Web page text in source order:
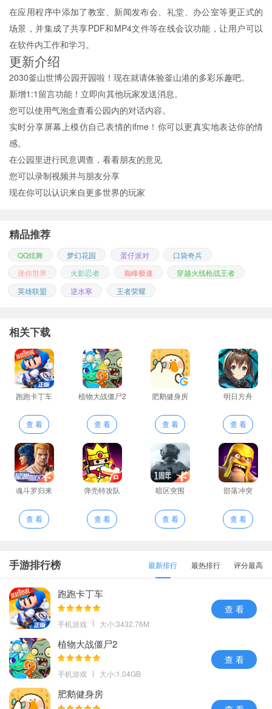
在应用程序中添加了教室、新闻发布会、礼堂、办公室等更正式的
场景，并集成了共享PDF和MP4文件等在线会议功能，让用户可以
在软件内工作和学习。
更新介绍
2030釜山世博公园开园啦！现在就请体验釜山港的多彩乐趣吧。
新增1:1留言功能！立即向其他玩家发送消息。
您可以使用气泡盒查看公园内的对话内容。
实时分享屏幕上模仿自己表情的ifme！你可以更真实地表达你的情
感。
在公园里进行民意调查，看看朋友的意见
您可以录制视频并与朋友分享
现在你可以认识来自更多世界的玩家
精品推荐
QQ炫舞 梦幻花园 蛋仔派对
口袋奇兵
迷你世界
火影忍者 巅峰极速
穿越火线枪战王者
英雄联盟
逆水寒 王者荣耀
相关下载
跑跑卡丁车
查 看
植物大战僵尸2
查 看
肥鹅健身房
查 看
明日方舟
查 看
魂斗罗归来
查 看
弹壳特攻队
查 看
暗区突围
查 看
部落冲突
查 看
手游排行榜 最新排行 最热排行 评分最高
跑跑卡丁车
手机游戏 大小:3432.76M
查 看
植物大战僵尸2
手机游戏 大小:1.04GB
查 看
肥鹅健身房